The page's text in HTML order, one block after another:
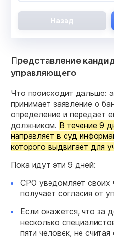
Назад
Представление
управляющего
Что происходит дальше:
принимает заявление о
определение и передает
должником. В течение 9
направляет в суд
которого выдвигает для
Пока идут эти 9 дней:
СРО уведомляет своих
получает согласия от
Если окажется, что за
несколько
пяти человек, не считая